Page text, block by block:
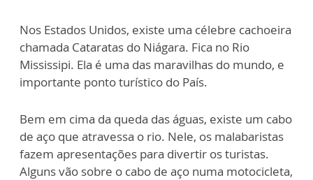
Nos Estados Unidos, existe uma célebre cachoeira
chamada Cataratas do Niágara. Fica no Rio
Mississipi. Ela é uma das maravilhas do mundo, e
importante ponto turístico do País.
Bem em cima da queda das águas, existe um cabo
de aço que atravessa o rio. Nele, os malabaristas
fazem apresentações para divertir os turistas.
Alguns vão sobre o cabo de aço numa motocicleta,